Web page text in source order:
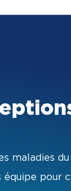
maladies
équipe pour